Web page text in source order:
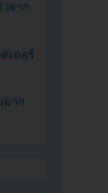
จาก
เตอร์
มาก